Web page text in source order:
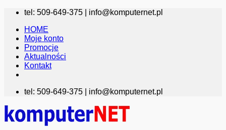
Przewiń
zawartości
tel: 509-649-375 | info@komputernet.pl
HOME
Moje konto
Promocje
Aktualności
Kontakt
tel: 509-649-375 | info@komputernet.pl